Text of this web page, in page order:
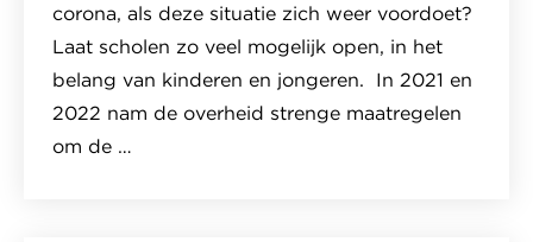
uitbesteden
aan
gemeenten
corona, als deze situatie zich weer voordoet?
Laat scholen zo veel mogelijk open, in het
belang van kinderen en jongeren. In 2021 en
2022 nam de overheid strenge maatregelen
om de …